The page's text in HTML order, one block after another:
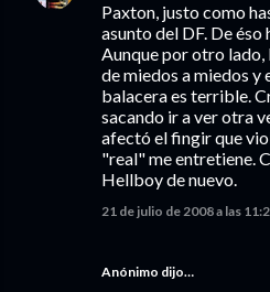
Paxton, justo como
asunto del DF. De
Aunque por otro lado,
de miedos a miedos y
balacera es terrible.
sacando ir a ver otra
afectó el fingir que
"real" me entretiene.
Hellboy de nuevo.
21 de julio de 2008 a las
Anónimo dijo…